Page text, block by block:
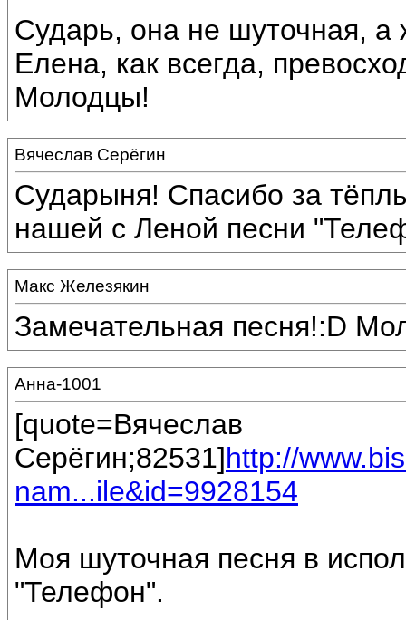
Сударь, она не шуточная, а
Елена, как всегда,
Молодцы!
Вячеслав Серёгин
Сударыня! Спасибо за
нашей с Леной песни
Макс Железякин
Замечательная песня!:D
Анна-1001
[quote=Вячеслав
Серёгин;82531]http://
nam...ile&id=9928154
Моя шуточная песня в
"Телефон".